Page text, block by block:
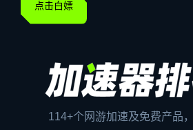
点击白嫖
114+个网游加速及免费产品